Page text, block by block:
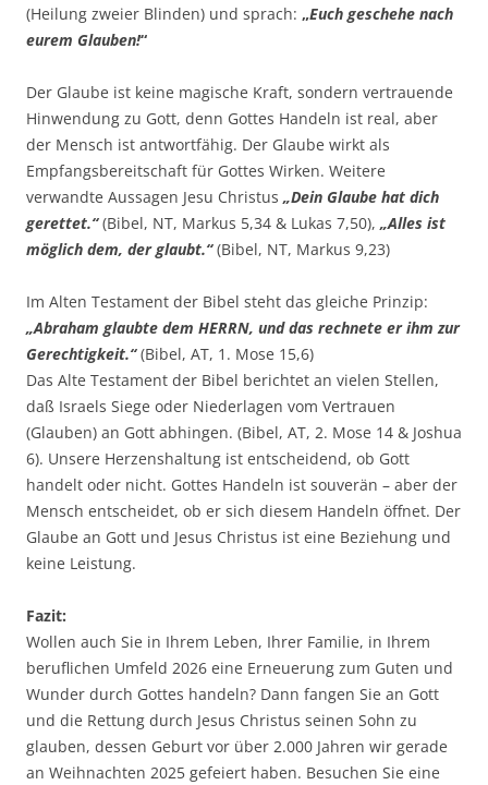
(Heilung zweier Blinden) und sprach: „Euch geschehe nach
eurem Glauben!“
Der Glaube ist keine magische Kraft, sondern vertrauende
Hinwendung zu Gott, denn Gottes Handeln ist real, aber
der Mensch ist antwortfähig. Der Glaube wirkt als
Empfangsbereitschaft für Gottes Wirken. Weitere
verwandte Aussagen Jesu Christus „Dein Glaube hat dich
gerettet.“(Bibel, NT, Markus 5,34 & Lukas 7,50), „Alles ist
möglich dem, der glaubt.“(Bibel, NT, Markus 9,23)
Im Alten Testament der Bibel steht das gleiche Prinzip:
„Abraham glaubte dem HERRN, und das rechnete er ihm zur
Gerechtigkeit.“(Bibel, AT, 1. Mose 15,6)
Das Alte Testament der Bibel berichtet an vielen Stellen,
daß Israels Siege oder Niederlagen vom Vertrauen
(Glauben) an Gott abhingen. (Bibel, AT, 2. Mose 14 & Joshua
6). Unsere Herzenshaltung ist entscheidend, ob Gott
handelt oder nicht. Gottes Handeln ist souverän – aber der
Mensch entscheidet, ob er sich diesem Handeln öffnet. Der
Glaube an Gott und Jesus Christus ist eine Beziehung und
keine Leistung.
Fazit:
Wollen auch Sie in Ihrem Leben, Ihrer Familie, in Ihrem
beruflichen Umfeld 2026 eine Erneuerung zum Guten und
Wunder durch Gottes handeln? Dann fangen Sie an Gott
und die Rettung durch Jesus Christus seinen Sohn zu
glauben, dessen Geburt vor über 2.000 Jahren wir gerade
an Weihnachten 2025 gefeiert haben. Besuchen Sie eine